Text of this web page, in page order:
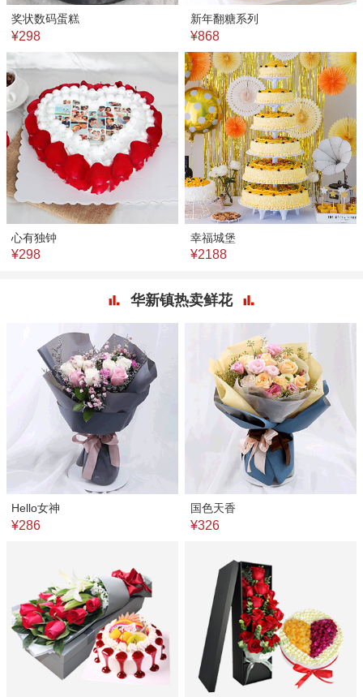
奖状数码蛋糕
¥298
新年翻糖系列
¥868
心有独钟
¥298
幸福城堡
¥2188
华新镇热卖鲜花
Hello女神
¥286
国色天香
¥326